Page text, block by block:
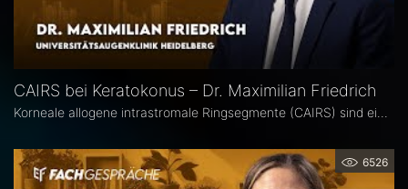
CAIRS bei Keratokonus – Dr. Maximilian Friedrich
6526